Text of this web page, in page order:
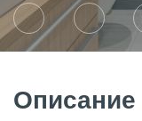
Описание